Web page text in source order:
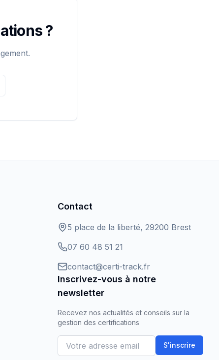
?
Contact
5 place de la liberté, 29200 Brest
07 60 48 51 21
contact@certi-track.fr
Inscrivez-vous à notre
newsletter
Recevez nos actualités et conseils sur la
gestion des certifications
Adresse email S'inscrire